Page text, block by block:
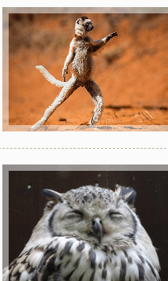
転勤族の夫につき高知で入社
託児ママ「暇でしょー？置い